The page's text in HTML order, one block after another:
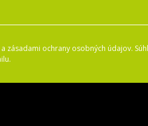
ochrany osobných údajov.